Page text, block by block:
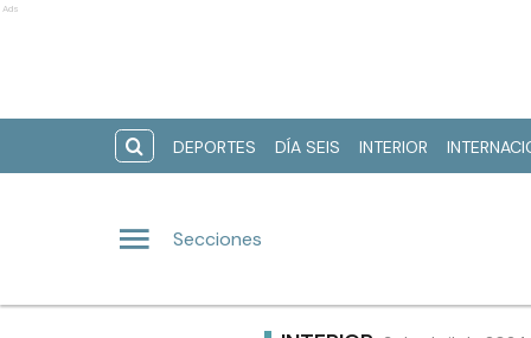
Ads
DEPORTES DÍA SEIS INTERIOR
Secciones